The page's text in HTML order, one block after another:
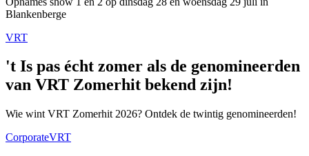
Blankenberge
VRT
't Is pas écht zomer als de genomineerden
van VRT Zomerhit bekend zijn!
Wie wint VRT Zomerhit 2026? Ontdek de twintig genomineerden!
CorporateVRT